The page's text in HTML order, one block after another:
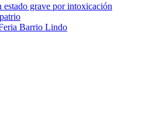
grave por intoxicación
Barrio Lindo